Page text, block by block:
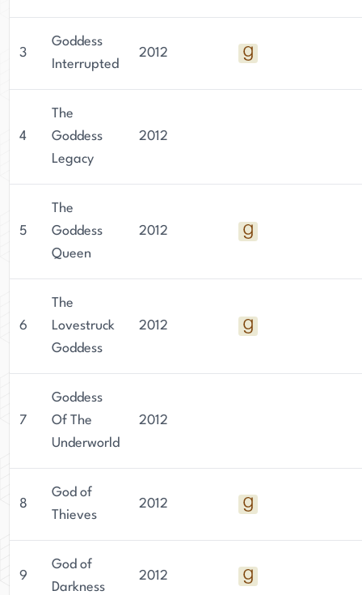
3
Goddess
Interrupted
2012
4
The
Goddess
Legacy
2012
5
The
Goddess
Queen
2012
6
The
Lovestruck
Goddess
2012
7
Goddess
Of The
Underworld
2012
8
God of
Thieves
2012
9
God of
Darkness
2012